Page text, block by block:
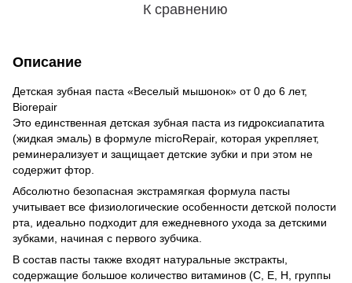
К сравнению
Описание
Детская зубная паста «Веселый мышонок» от 0 до 6 лет,
Biorepair
Это единственная детская зубная паста из гидроксиапатита
(жидкая эмаль) в формуле microRepair, которая укрепляет,
реминерализует и защищает детские зубки и при этом не
содержит фтор.
Абсолютно безопасная экстрамягкая формула пасты
учитывает все физиологические особенности детской полости
рта, идеально подходит для ежедневного ухода за детскими
зубками, начиная с первого зубчика.
В состав пасты также входят натуральные экстракты,
содержащие большое количество витаминов (С, Е, Н, группы